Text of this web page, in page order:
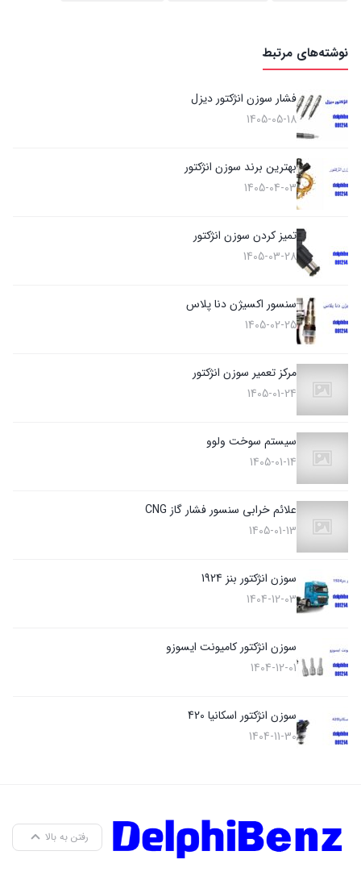
نوشته‌های مرتبط
فشار سوزن انژکتور دیزل
1405-05-18
بهترین برند سوزن انژکتور
1405-04-03
تمیز کردن سوزن انژکتور
1405-03-28
سنسور اکسیژن دنا پلاس
1405-02-25
مرکز تعمیر سوزن انژکتور
1405-01-24
سیستم سوخت ولوو
1405-01-14
علائم خرابی سنسور فشار گاز CNG
1405-01-13
سوزن انژکتور بنز 1924
1404-12-03
سوزن انژکتور کامیونت ایسوزو
1404-12-01
سوزن انژکتور اسکانیا 420
1404-11-30
رفتن به بالا